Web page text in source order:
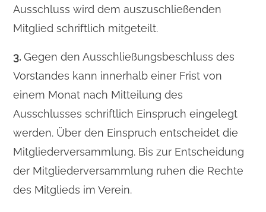
Ausschluss wird dem auszuschließenden
Mitglied schriftlich mitgeteilt.
3. Gegen den Ausschließungsbeschluss des
Vorstandes kann innerhalb einer Frist von
einem Monat nach Mitteilung des
Ausschlusses schriftlich Einspruch eingelegt
werden. Über den Einspruch entscheidet die
Mitgliederversammlung. Bis zur Entscheidung
der Mitgliederversammlung ruhen die Rechte
des Mitglieds im Verein.